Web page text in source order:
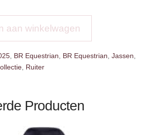
aan winkelwagen
, BR Equestrian BR Equestrian Jassen
, Ruiter
Producten